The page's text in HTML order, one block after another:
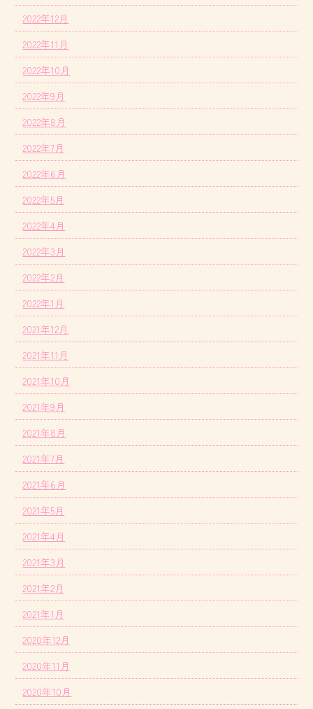
2022年12月
2022年11月
2022年10月
2022年9月
2022年8月
2022年7月
2022年6月
2022年5月
2022年4月
2022年3月
2022年2月
2022年1月
2021年12月
2021年11月
2021年10月
2021年9月
2021年8月
2021年7月
2021年6月
2021年5月
2021年4月
2021年3月
2021年2月
2021年1月
2020年12月
2020年11月
2020年10月